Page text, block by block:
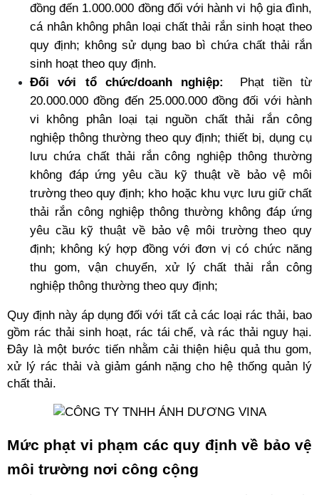
đồng đến 1.000.000 đồng đối với hành vi hộ gia đình,
cá nhân không phân loại chất thải rắn sinh hoạt theo
quy định; không sử dụng bao bì chứa chất thải rắn
sinh hoạt theo quy định.
Đối với tổ chức/doanh nghiệp:
Phạt tiền từ
20.000.000 đồng đến 25.000.000 đồng đối với hành
vi không phân loại tại nguồn chất thải rắn công
nghiệp thông thường theo quy định; thiết bị, dụng cụ
lưu chứa chất thải rắn công nghiệp thông thường
không đáp ứng yêu cầu kỹ thuật về bảo vệ môi
trường theo quy định; kho hoặc khu vực lưu giữ chất
thải rắn công nghiệp thông thường không đáp ứng
yêu cầu kỹ thuật về bảo vệ môi trường theo quy
định; không ký hợp đồng với đơn vị có chức năng
thu gom, vận chuyển, xử lý chất thải rắn công
nghiệp thông thường theo quy định;
Quy định này áp dụng đối với tất cả các loại rác thải, bao
gồm rác thải sinh hoạt, rác tái chế, và rác thải nguy hại.
Đây là một bước tiến nhằm cải thiện hiệu quả thu gom,
xử lý rác thải và giảm gánh nặng cho hệ thống quản lý
chất thải.
Mức phạt vi phạm các quy định về bảo vệ
môi trường nơi công cộng